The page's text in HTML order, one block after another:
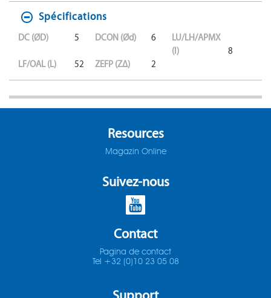
Spécifications
DC (ØD) 5 DCON (Ød) 6
LU/LH/APMX
(l)
8
LF/OAL (L)
52 ZEFP (ZΔ) 2
Resources
Magazin Online
Suivez-nous
Contact
Pagina de contact
Tel +32 (0)10 23 05 08